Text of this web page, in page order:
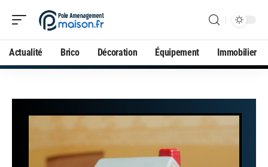
Actualité Brico Décoration Équipement Immobilier